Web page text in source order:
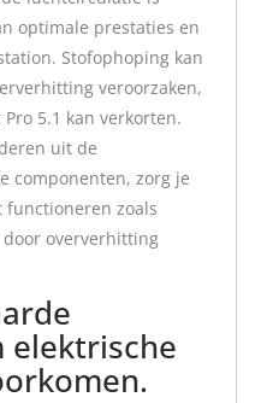
optimale prestaties en
Stofophoping kan
veroorzaken,
5.1 kan verkorten.
uit de
componenten, zorg je
functioneren zoals
oververhitting
elektrische